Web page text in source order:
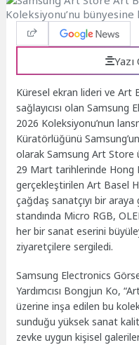
Küresel ekran lideri ve Art
sağlayıcısı olan
2026 Koleksiyonu’nun
Küratörlüğünü
olarak Samsung Art Store
29 Mart tarihlerinde Hong
gerçekleştirilen Art Basel
çağdaş sanatçıyı bir
standında Micro RGB,
her bir sanat eserini
ziyaretçilere sergiledi.
Samsung Electronics
Yardımcısı Bongjun Ko,
üzerine inşa edilen bu
sunduğu yüksek sanat
zevke uygun kişisel